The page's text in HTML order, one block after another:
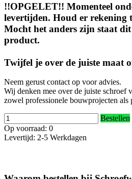
!!OPGELET!! Momenteel
levertijden. Houd er rekening
Mocht het anders zijn staat
product.
Twijfel je over de juiste maat
Neem gerust contact op voor advies.
Wij denken mee over de juiste schroef
zowel professionele bouwprojecten als
Bestellen
Op voorraad: 0
Levertijd: 2-5 Werkdagen